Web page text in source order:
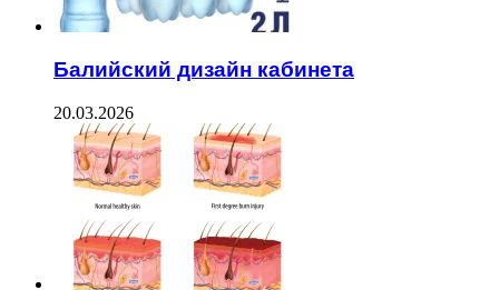
Балийский дизайн кабинета
20.03.2026